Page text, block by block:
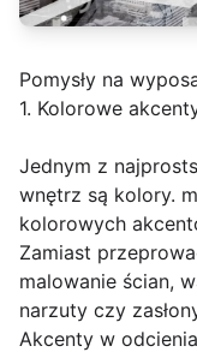
Pomysły na
1. Kolorowe
Jednym z
wnętrz są kolory.
kolorowych
Zamiast
malowanie ścian,
narzuty czy
Akcenty w